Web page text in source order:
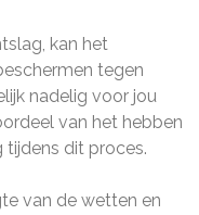
kan het
tegen
nadelig voor jou
van het hebben
tijdens dit proces.
van de wetten en